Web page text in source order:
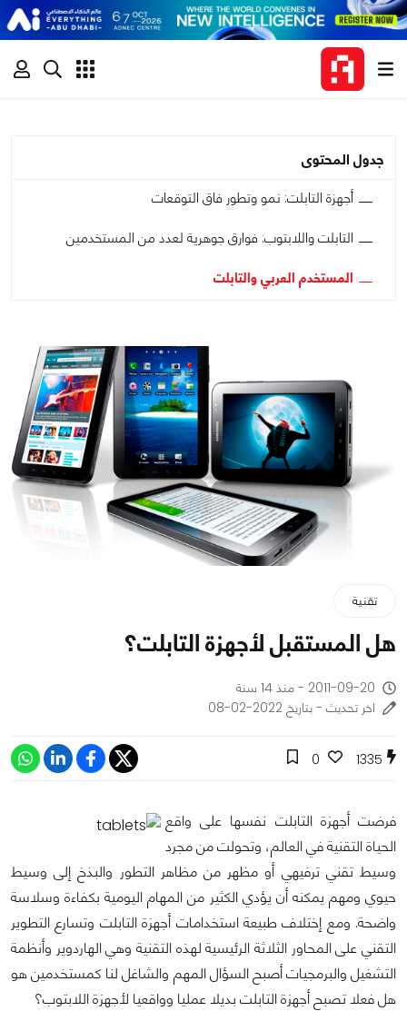
جدول المحتوى
أجهزة التابلت: نمو وتطور فاق التوقعات
التابلت واللابتوب: فوارق جوهرية لعدد من المستخدمين
المستخدم العربي والتابلت
تقنية
هل المستقبل لأجهزة التابلت؟
2011-09-20 - منذ 14 سنة
اخر تحديث - بتاريخ 2022-02-08
1335
0
فرضت أجهزة التابلت نفسها على واقع
الحياة التقنية في العالم، وتحولت من مجرد
وسيط تقني ترفيهي أو مظهر من مظاهر التطور والبذخ إلى وسيط
حيوي ومهم يمكنه أن يؤدي الكثير من المهام اليومية بكفاءة وسلاسة
واضحة. ومع إختلاف طبيعة استخدامات أجهزة التابلت وتسارع التطوير
التقني على المحاور الثلاثة الرئيسية لهذه التقنية وهي الهاردوير وأنظمة
التشغيل والبرمجيات أصبح السؤال المهم والشاغل لنا كمستخدمين هو
هل فعلا تصبح أجهزة التابلت بديلا عمليا وواقعيا لأجهزة اللابتوب؟